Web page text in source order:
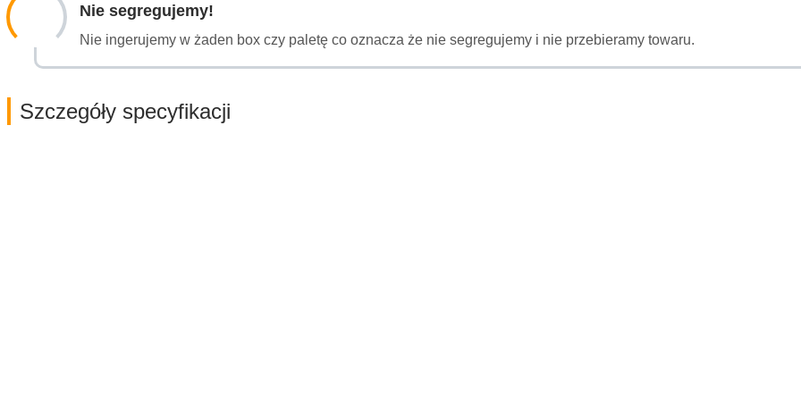
Nie segregujemy!
Nie ingerujemy w żaden box czy paletę co oznacza że nie segregujemy i nie przebieramy towaru.
Szczegóły specyfikacji